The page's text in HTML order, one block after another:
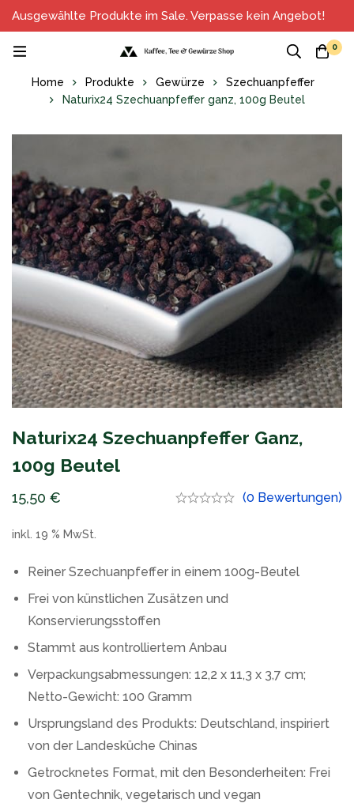
Ausgewählte Produkte im Sale. Verpasse kein Angebot!
0
Home Produkte Gewürze
Szechuanpfeffer
Naturix24 Szechuanpfeffer ganz, 100g Beutel
Naturix24 Szechuanpfeffer Ganz,
100g Beutel
15,50 € (0 Bewertungen)
inkl. 19 % MwSt.
Reiner Szechuanpfeffer in einem 100g-Beutel
Frei von künstlichen Zusätzen und
Konservierungsstoffen
Stammt aus kontrolliertem Anbau
Verpackungsabmessungen: 12,2 x 11,3 x 3,7 cm;
Netto-Gewicht: 100 Gramm
Ursprungsland des Produkts: Deutschland, inspiriert
von der Landesküche Chinas
Getrocknetes Format, mit den Besonderheiten: Frei
von Gentechnik, vegetarisch und vegan